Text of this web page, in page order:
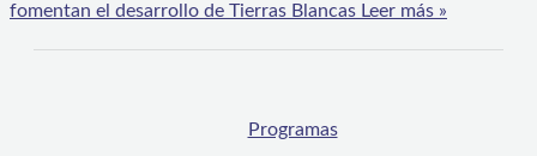
fomentan el desarrollo de Tierras Blancas Leer más »
Programas